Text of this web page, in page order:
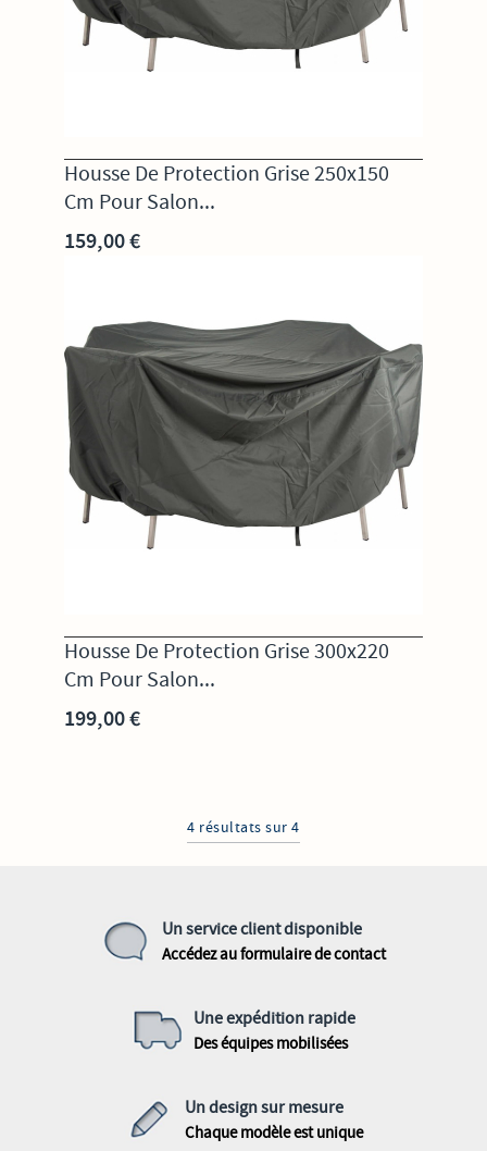
Housse De Protection Grise 250x150
Cm Pour Salon...
159,00 €
Housse De Protection Grise 300x220
Cm Pour Salon...
199,00 €
4 résultats sur 4
Un service client disponible
Accédez au formulaire de contact
Une expédition rapide
Des équipes mobilisées
Un design sur mesure
Chaque modèle est unique